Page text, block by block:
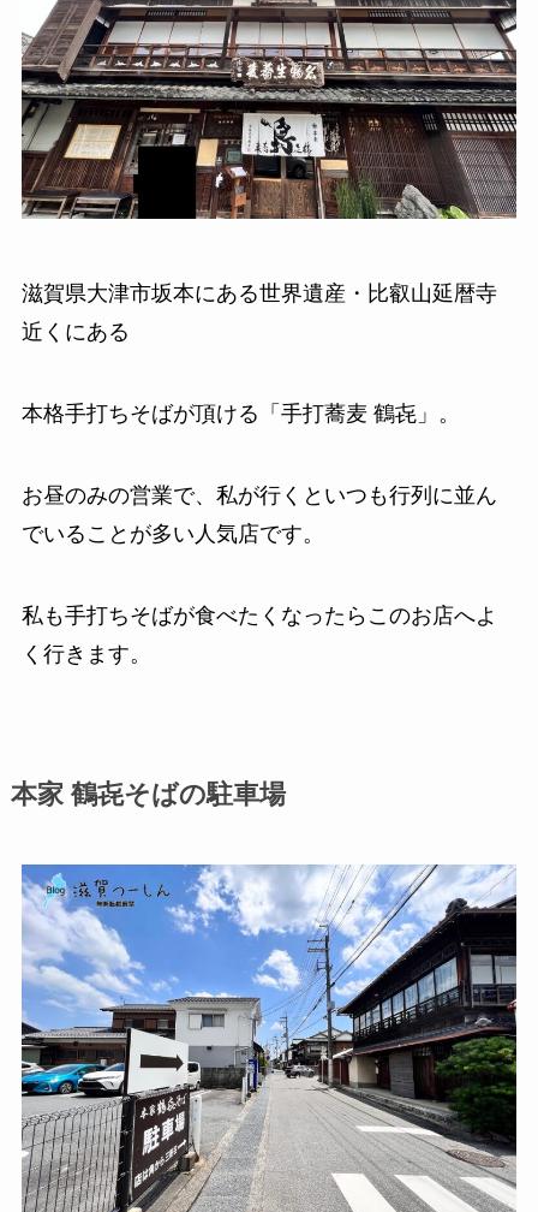
滋賀県大津市坂本にある世界遺産・比叡山延暦寺
近くにある
本格手打ちそばが頂ける「手打蕎麦 鶴㐂」。
お昼のみの営業で、私が行くといつも行列に並ん
でいることが多い人気店です。
私も手打ちそばが食べたくなったらこのお店へよ
く行きます。
本家 鶴㐂そばの駐車場